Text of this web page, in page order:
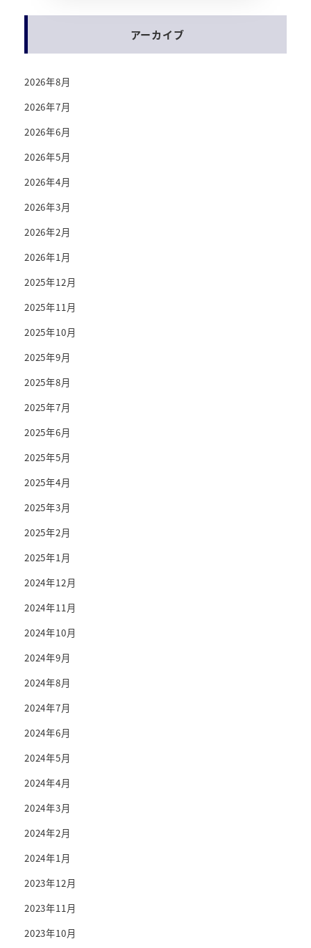
アーカイブ
2026年8月
2026年7月
2026年6月
2026年5月
2026年4月
2026年3月
2026年2月
2026年1月
2025年12月
2025年11月
2025年10月
2025年9月
2025年8月
2025年7月
2025年6月
2025年5月
2025年4月
2025年3月
2025年2月
2025年1月
2024年12月
2024年11月
2024年10月
2024年9月
2024年8月
2024年7月
2024年6月
2024年5月
2024年4月
2024年3月
2024年2月
2024年1月
2023年12月
2023年11月
2023年10月